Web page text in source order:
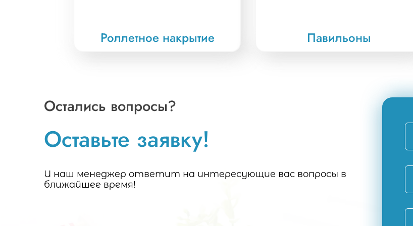
Роллетное накрытие Павильоны
Остались вопросы?
Оставьте заявку!
И наш менеджер ответит на интересующие вас вопросы в
ближайшее время!